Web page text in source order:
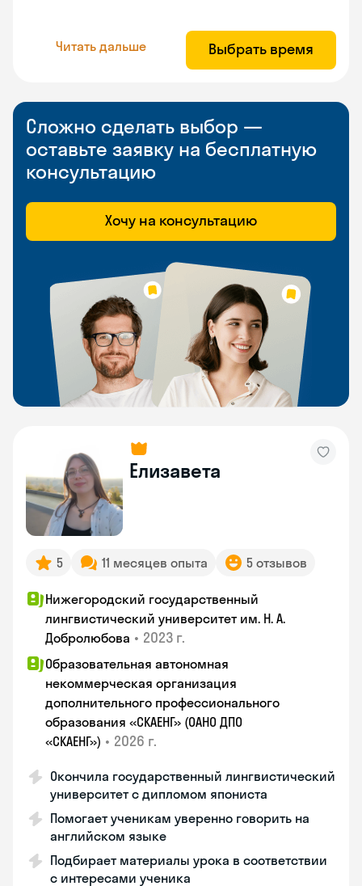
Читать дальше Выбрать время
Сложно сделать выбор —
оставьте заявку на бесплатную
консультацию
Хочу на консультацию
Елизавета
5 11 месяцев опыта 5 отзывов
Нижегородский государственный
лингвистический университет им. Н. А.
Добролюбова • 2023 г.
Образовательная автономная
некоммерческая организация
дополнительного профессионального
образования «СКАЕНГ» (ОАНО ДПО
«СКАЕНГ») • 2026 г.
Окончила государственный лингвистический
университет с дипломом япониста
Помогает ученикам уверенно говорить на
английском языке
Подбирает материалы урока в соответствии
с интересами ученика